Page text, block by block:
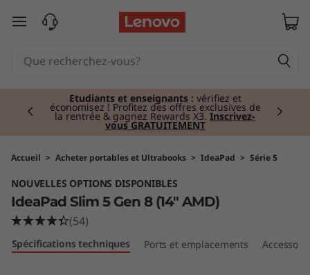
a
d
S
passer au contenu principal
Étudiants et enseignants : vérifiez et
économisez ! Profitez des offres exclusives de
la rentrée & gagnez Rewards X3. Inscrivez-
vous GRATUITEMENT
Currently displaying item 2 of 3
Accueil > Acheter portables et Ultrabooks > IdeaPad > Série 5
NOUVELLES OPTIONS DISPONIBLES
IdeaPad Slim 5 Gen 8 (14" AMD)
(54)
Spécifications techniques Ports et emplacements